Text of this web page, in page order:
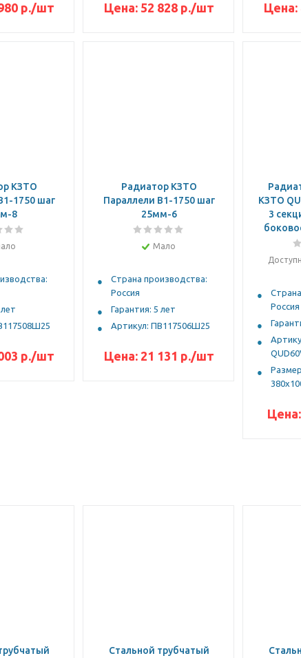
р./шт Цена: 52 828р./шт Цена:
КЗТО
1750 шаг
8
р./шт
Радиатор КЗТО
Параллели В1-1750 шаг
25мм-6
Мало
Страна производства:
Россия
Гарантия: 5 лет
Артикул: ПВ117506Ш25
Цена: 21 131 р./шт
КЗТО
3
Россия
Цена:
Стальной трубчатый